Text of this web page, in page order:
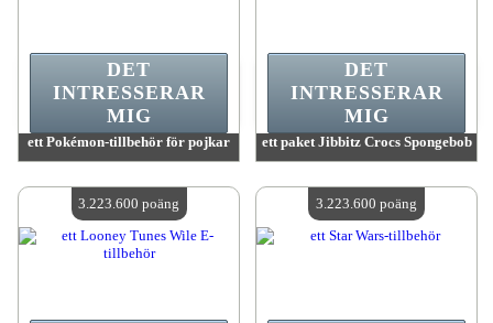
ett Pokémon-tillbehör för pojkar
Antal tillgängliga:4
DET
INTRESSERAR
MIG
ett paket Jibbitz Crocs Spongebob
Antal tillgängliga:4
DET
INTRESSERAR
MIG
3.223.600 poäng 3.223.600 poäng